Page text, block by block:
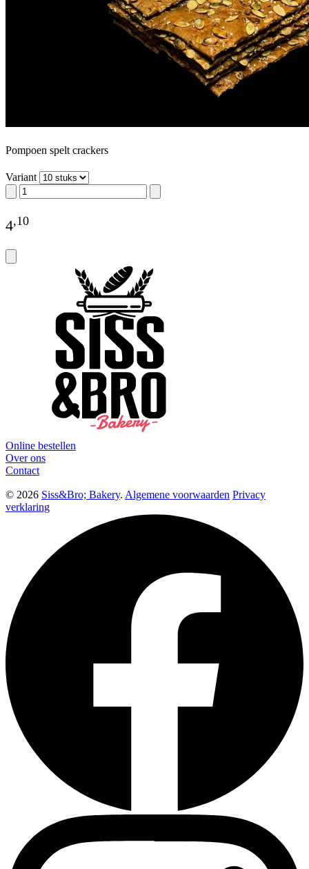
Pompoen spelt crackers
Variant
4,10
Online bestellen
Over ons
Contact
© 2026 Siss&Bro; Bakery. Algemene voorwaarden Privacy
verklaring